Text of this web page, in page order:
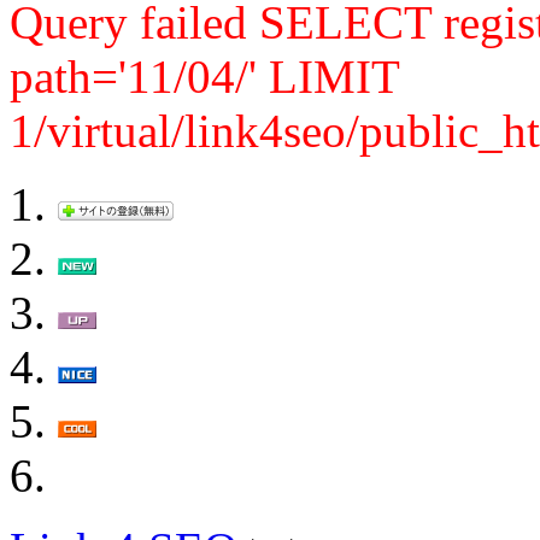
Query failed SELECT
path='11/04/' LIMIT
1/virtual/link4seo/